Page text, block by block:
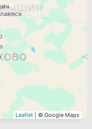
Leaflet | © Google Maps